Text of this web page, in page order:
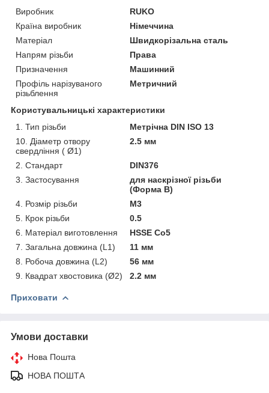
Виробник
RUKO
Країна виробник
Німеччина
Матеріал
Швидкорізальна сталь
Напрям різьби
Права
Призначення
Машинний
Профіль нарізуваного
різьблення
Метричний
Користувальницькі характеристики
1. Тип різьби
Метрічна DIN ISO 13
10. Діаметр отвору
свердління ( Ø1)
2.5 мм
2. Стандарт
DIN376
3. Застосування
для наскрізної різьби
(Форма В)
4. Розмір різьби
M3
5. Крок різьби
0.5
6. Матеріал виготовлення
HSSE Co5
7. Загальна довжина (L1)
11 мм
8. Робоча довжина (L2)
56 мм
9. Квадрат хвостовика (Ø2)
2.2 мм
Приховати
Умови доставки
Нова Пошта
НОВА ПОШТА